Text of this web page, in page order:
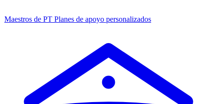
Maestros de PT Planes de apoyo personalizados